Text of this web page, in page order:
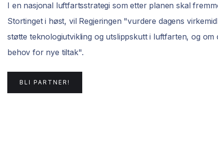
I en nasjonal luftfartsstrategi som etter planen skal
Stortinget i høst, vil Regjeringen "vurdere dagens
støtte teknologiutvikling og utslippskutt i luftfarten, og om
behov for nye tiltak".
BLI PARTNER!